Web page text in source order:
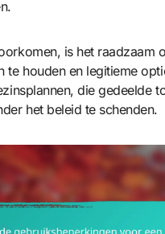
is het raadzaam
te houden en legitieme
die gedeelde
het beleid te schenden.